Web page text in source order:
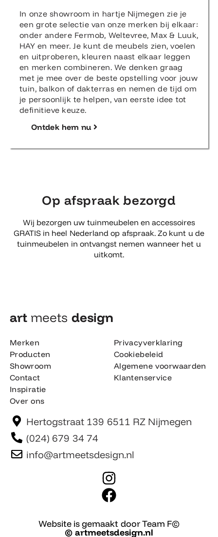
In onze showroom in hartje Nijmegen zie je
een grote selectie van onze merken bij elkaar:
onder andere Fermob, Weltevree, Max & Luuk,
HAY en meer. Je kunt de meubels zien, voelen
en uitproberen, kleuren naast elkaar leggen
en merken combineren. We denken graag
met je mee over de beste opstelling voor jouw
tuin, balkon of dakterras en nemen de tijd om
je persoonlijk te helpen, van eerste idee tot
definitieve keuze.
Ontdek hem nu
Op afspraak bezorgd
Wij bezorgen uw tuinmeubelen en accessoires
GRATIS in heel Nederland op afspraak. Zo kunt u de
tuinmeubelen in ontvangst nemen wanneer het u
uitkomt.
art meets design​
Merken
Producten
Showroom
Contact
Inspiratie
Over ons
Privacyverklaring
Cookiebeleid
Algemene voorwaarden
Klantenservice
Hertogstraat 139 6511 RZ Nijmegen
(024) 679 34 74
info@artmeetsdesign.nl
I
n
s
t
F
c
Website is gemaakt door Team F©
© artmeetsdesign.nl